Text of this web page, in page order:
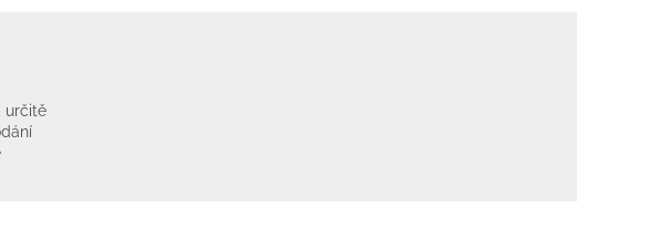
určitě